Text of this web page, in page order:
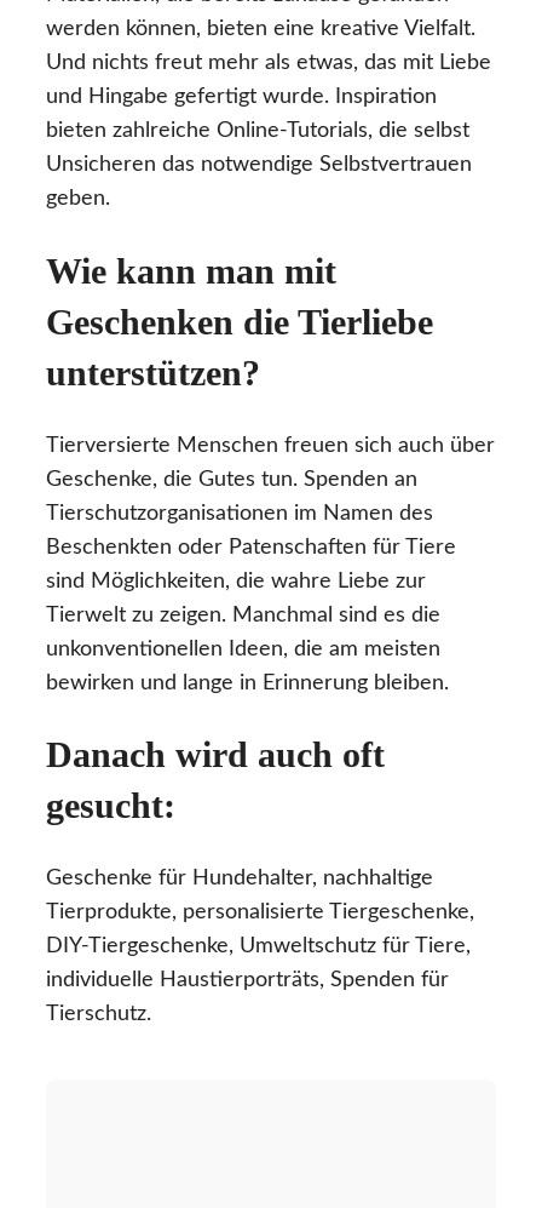
werden können, bieten eine kreative Vielfalt.
Und nichts freut mehr als etwas, das mit Liebe
und Hingabe gefertigt wurde. Inspiration
bieten zahlreiche Online-Tutorials, die selbst
Unsicheren das notwendige Selbstvertrauen
geben.
Wie kann man mit
Geschenken die Tierliebe
unterstützen?
Tierversierte Menschen freuen sich auch über
Geschenke, die Gutes tun. Spenden an
Tierschutzorganisationen im Namen des
Beschenkten oder Patenschaften für Tiere
sind Möglichkeiten, die wahre Liebe zur
Tierwelt zu zeigen. Manchmal sind es die
unkonventionellen Ideen, die am meisten
bewirken und lange in Erinnerung bleiben.
Danach wird auch oft
gesucht:
Geschenke für Hundehalter, nachhaltige
Tierprodukte, personalisierte Tiergeschenke,
DIY-Tiergeschenke, Umweltschutz für Tiere,
individuelle Haustierporträts, Spenden für
Tierschutz.